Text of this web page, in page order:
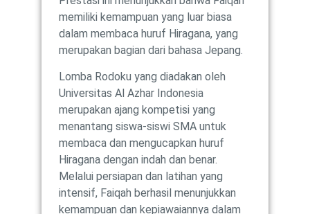
memiliki kemampuan yang luar biasa
dalam membaca huruf Hiragana, yang
merupakan bagian dari bahasa Jepang.
Lomba Rodoku yang diadakan oleh
Universitas Al Azhar Indonesia
merupakan ajang kompetisi yang
menantang siswa-siswi SMA untuk
membaca dan mengucapkan huruf
Hiragana dengan indah dan benar.
Melalui persiapan dan latihan yang
intensif, Faiqah berhasil menunjukkan
kemampuan dan kepiawaiannya dalam